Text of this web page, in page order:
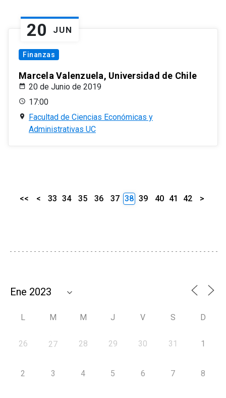
20 JUN
Finanzas
Marcela Valenzuela, Universidad de Chile
20 de Junio de 2019
17:00
Facultad de Ciencias Económicas y
Administrativas UC
<< < 33 34 35 36 37 38 39 40 41 42 >
L M M J V S D
26 27 28 29 30 31 1
2 3 4 5 6 7 8